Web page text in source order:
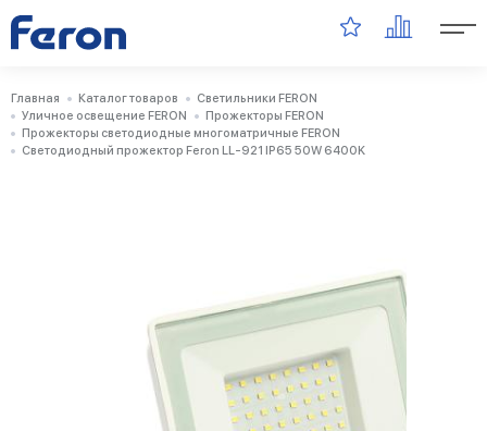
Главная Каталог товаров
Светильники FERON
Уличное освещение FERON
Прожекторы FERON
Прожекторы светодиодные многоматричные FERON
Светодиодный прожектор Feron LL-921 IP65 50W 6400K